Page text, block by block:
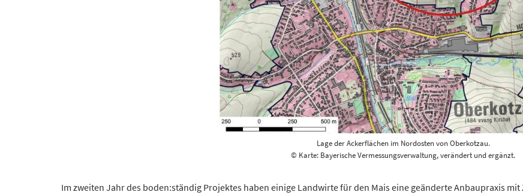
Lage der Ackerflächen im Nordosten von Oberkotzau.
© Karte: Bayerische Vermessungsverwaltung, verändert und ergänzt.
Im zweiten Jahr des boden:ständig Projektes haben einige Landwirte für den Mais eine geänderte Anbaupraxis